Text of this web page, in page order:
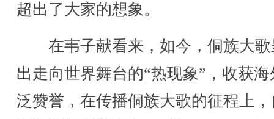
超出了大家的想象。
在韦子献看来，如今，侗族大歌
出走向世界舞台的“热现象”，收获海
泛赞誉，在传播侗族大歌的征程上